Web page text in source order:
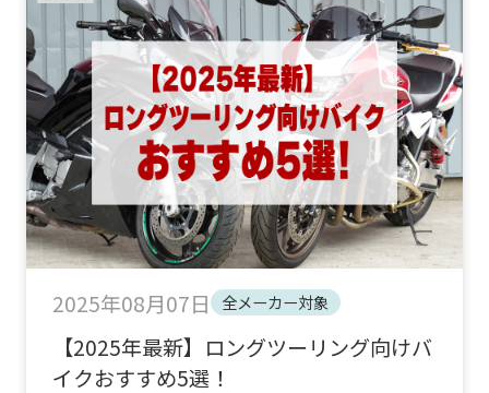
2025年08月07日 全メーカー対象
【2025年最新】ロングツーリング向けバ
イクおすすめ5選！